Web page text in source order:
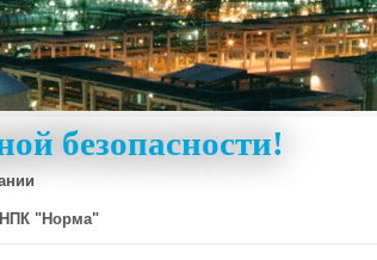
безопасности!
НПК "Норма"